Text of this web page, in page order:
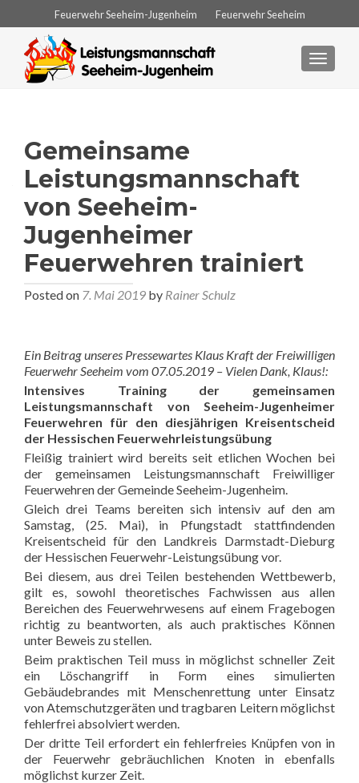
Feuerwehr Seeheim-Jugenheim Feuerwehr Seeheim
Feuerwehr Jugenheim
Feuerwehr Balkhausen Feuerwehr Stettbach
Gemeinsame
Leistungsmannschaft
von Seeheim-
Jugenheimer
Feuerwehren trainiert
Posted on 7. Mai 2019 by Rainer Schulz
Ein Beitrag unseres Pressewartes Klaus Kraft der Freiwilligen
Feuerwehr Seeheim vom 07.05.2019 – Vielen Dank, Klaus!:
Intensives Training der gemeinsamen
Leistungsmannschaft von Seeheim-Jugenheimer
Feuerwehren für den diesjährigen Kreisentscheid
der Hessischen Feuerwehrleistungsübung
Fleißig trainiert wird bereits seit etlichen Wochen bei
der gemeinsamen Leistungsmannschaft Freiwilliger
Feuerwehren der Gemeinde Seeheim-Jugenheim.
Gleich drei Teams bereiten sich intensiv auf den am
Samstag, (25. Mai), in Pfungstadt stattfindenden
Kreisentscheid für den Landkreis Darmstadt-Dieburg
der Hessischen Feuerwehr-Leistungsübung vor.
Bei diesem, aus drei Teilen bestehenden Wettbewerb,
gilt es, sowohl theoretisches Fachwissen aus allen
Bereichen des Feuerwehrwesens auf einem Fragebogen
richtig zu beantworten, als auch praktisches Können
unter Beweis zu stellen.
Beim praktischen Teil muss in möglichst schneller Zeit
ein Löschangriff in Form eines simulierten
Gebäudebrandes mit Menschenrettung unter Einsatz
von Atemschutzgeräten und tragbaren Leitern möglichst
fehlerfrei absolviert werden.
Der dritte Teil erfordert ein fehlerfreies Knüpfen von in
der Feuerwehr gebräuchlichen Knoten in ebenfalls
möglichst kurzer Zeit.